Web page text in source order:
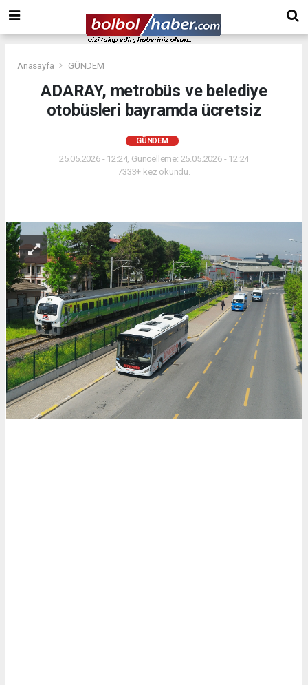
Anasayfa GÜNDEM
ADARAY, metrobüs ve belediye
otobüsleri bayramda ücretsiz
GÜNDEM
25.05.2026 - 12:24, Güncelleme: 25.05.2026 - 12:24
7333+ kez okundu.